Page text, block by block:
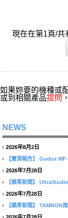
現在在第1頁/共
如果妳要的機種或
或到相關產品提問
NEWS
2026年8月2日
【實測報告】
Godox MF-
2026年7月28日
【蘋果新聞】
UltraStudio
2026年7月28日
【蘋果新聞】
TAMRON